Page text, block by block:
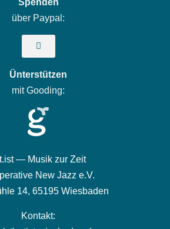
Spenden
über Paypal:
Ünterstützen
mit Gooding:
— Musik zur Zeit
New Jazz e.V.
14, 65195 Wiesbaden
Kontakt: